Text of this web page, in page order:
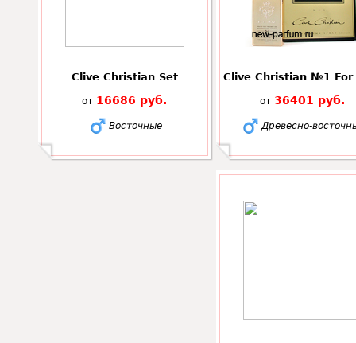
Clive Christian Set
от 16686 руб.
Восточные
Clive Christian №1 For
от 36401 руб.
Древесно-